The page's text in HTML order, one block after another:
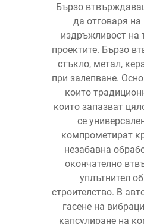
Бързо
да отговаря
издръжливост на
проектите. Бързо
стъкло, метал,
при залепване.
които
които запазват
се
компрометират
незабавна
окончателно
уплътнител
строителство. В
гасене на
капсулиране на